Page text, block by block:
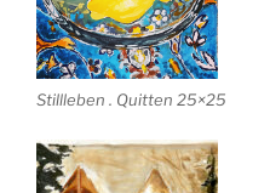
Stillleben . Quitten 25×25